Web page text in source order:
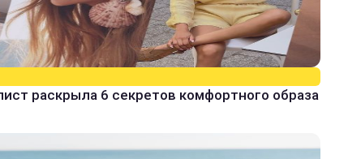
раскрыла 6 секретов комфортного образа